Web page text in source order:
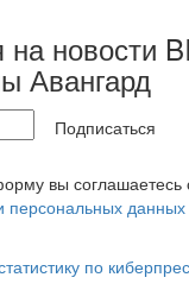
на новости
Авангард
Подписаться
вы соглашаетесь
персональных данных
по